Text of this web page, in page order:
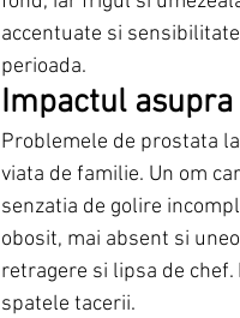
accentuate si
perioada.
Impactul
Problemele de prostata
viata de familie. Un om
senzatia de golire
obosit, mai absent si
retragere si lipsa de
spatele tacerii.